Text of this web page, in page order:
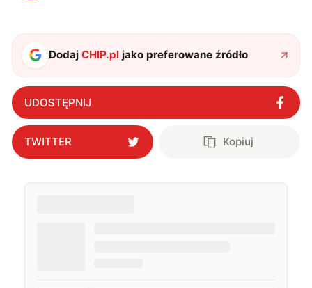
DodajCHIP.pl jako preferowane źródło
UDOSTĘPNIJ
TWITTER Kopiuj